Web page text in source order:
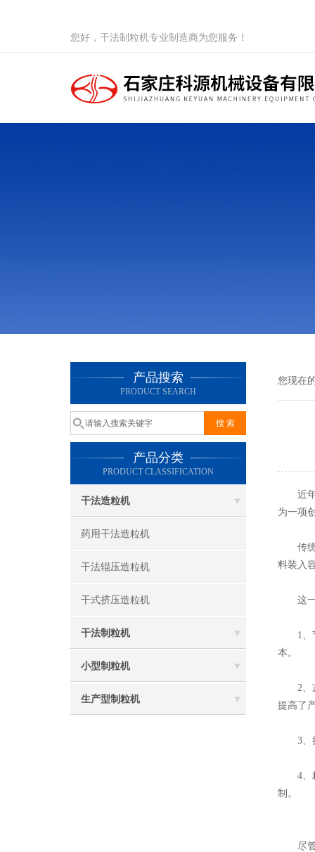
您好，干法制粒机专业制造商为您服务！
产品搜索
PRODUCT SEARCH
产品分类
PRODUCT CLASSIFICATION
干法造粒机
药用干法造粒机
干法辊压造粒机
干式挤压造粒机
干法制粒机
小型制粒机
生产型制粒机
您现在
近年
为一项
传统
料装入
这一
1、节
本。
2、减
提高了
3、提
4、精
制。
尽管